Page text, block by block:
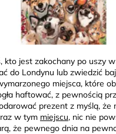
kto jest zakochany po uszy
do Londynu lub zwiedzić
miejsca, które
haftować, z pewnością
prezent z myślą, że
w tym miejscu, nic nie
że pewnego dnia na